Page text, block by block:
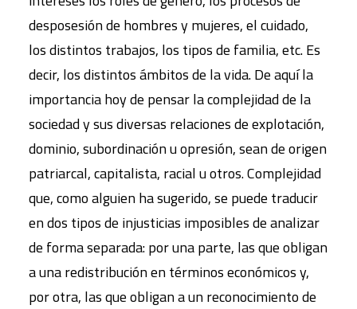
desposesión de hombres y mujeres, el cuidado,
los distintos trabajos, los tipos de familia, etc. Es
decir, los distintos ámbitos de la vida. De aquí la
importancia hoy de pensar la complejidad de la
sociedad y sus diversas relaciones de explotación,
dominio, subordinación u opresión, sean de origen
patriarcal, capitalista, racial u otros. Complejidad
que, como alguien ha sugerido, se puede traducir
en dos tipos de injusticias imposibles de analizar
de forma separada: por una parte, las que obligan
a una redistribución en términos económicos y,
por otra, las que obligan a un reconocimiento de